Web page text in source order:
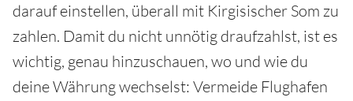
darauf einstellen, überall mit Kirgisischer Som zu
zahlen. Damit du nicht unnötig draufzahlst, ist es
wichtig, genau hinzuschauen, wo und wie du
deine Währung wechselst: Vermeide Flughafen